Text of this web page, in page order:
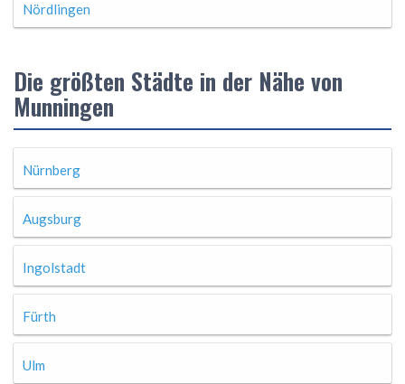
Nördlingen
Die größten Städte in der Nähe von
Munningen
Nürnberg
Augsburg
Ingolstadt
Fürth
Ulm